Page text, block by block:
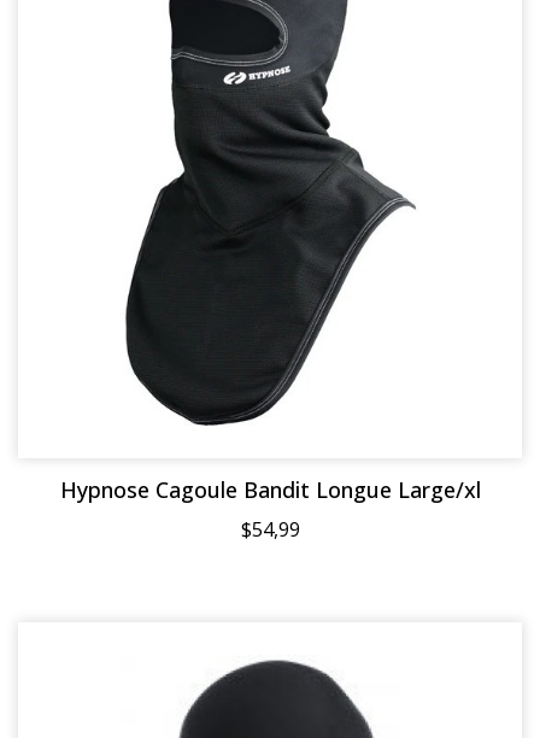
Hypnose Cagoule Bandit Longue Large/xl
$54,99